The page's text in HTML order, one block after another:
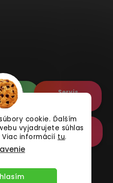
cookie. Ďalším
vyjadrujete súhlas
Viac informácií tu.
Servis
Online
Reklamácia
. Všetky práva vyhradené.